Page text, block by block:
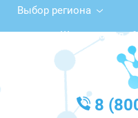
Выбор региона
Школьная ул.,
с
График
8